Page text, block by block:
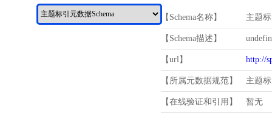
【Schema名称】 主题
【Schema描述】
【url】 http://
【所属元数据规范】 主题
【在线验证和引用】 暂无